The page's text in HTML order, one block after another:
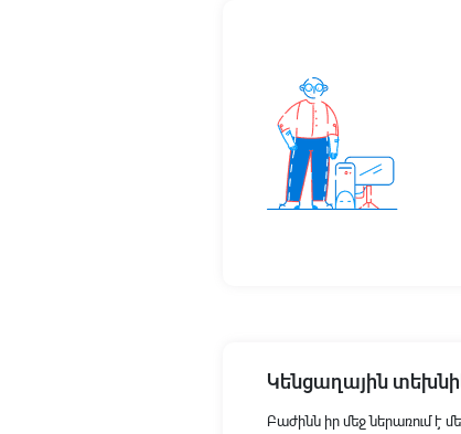
Կենցաղային
Բաժինն իր մեջ ներառում է